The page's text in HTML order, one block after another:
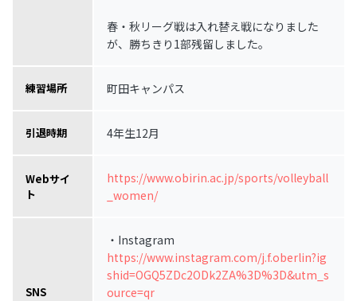
春・秋リーグ戦は入れ替え戦になりました
が、勝ちきり1部残留しました。
練習場所 町田キャンパス
引退時期 4年生12月
Webサイ
ト
https://www.obirin.ac.jp/sports/volleyball
_women/
SNS
・Instagram
https://www.instagram.com/j.f.oberlin?ig
shid=OGQ5ZDc2ODk2ZA%3D%3D&utm_s
ource=qr